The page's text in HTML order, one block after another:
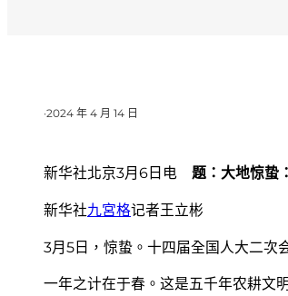
·2024 年 4 月 14 日
新华社北京3月6日电 题：大地惊蛰
新华社九宮格记者王立彬
3月5日，惊蛰。十四届全国人大二次
一年之计在于春。这是五千年农耕文